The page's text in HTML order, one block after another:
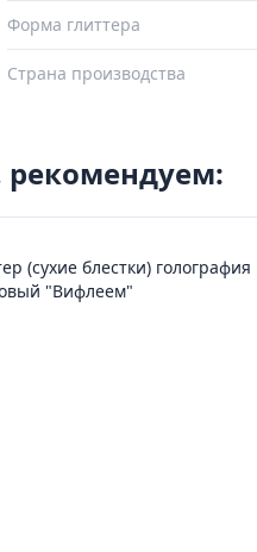
Форма глиттера
Страна производства
рекомендуем:
(сухие блестки) голография
"Вифлеем"